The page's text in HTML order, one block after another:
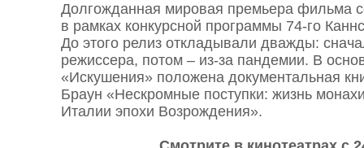
Долгожданная мировая премьера фильма
в рамках конкурсной программы 74-го
До этого релиз откладывали дважды:
режиссера, потом – из-за пандемии. В
«Искушения» положена документальная
Браун «Нескромные поступки: жизнь
Италии эпохи Возрождения».